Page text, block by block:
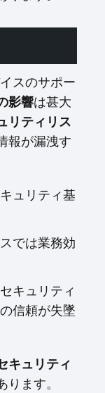
スのサポー
影響は甚大
リティリス
報が漏洩す
ュリティ基
では業務効
セキュリティ
信頼が失墜
キュリティ
ます。